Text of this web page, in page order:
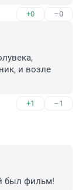
+0 –0
и возле
+1 –1
был фильм!